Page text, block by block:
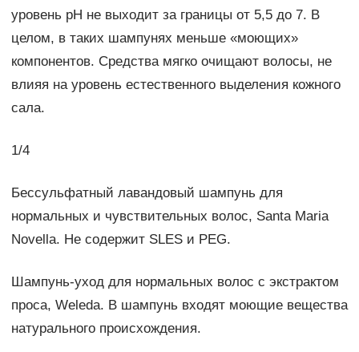
уровень pH не выходит за границы от 5,5 до 7. В
целом, в таких шампунях меньше «моющих»
компонентов. Средства мягко очищают волосы, не
влияя на уровень естественного выделения кожного
сала.
1/4
Бессульфатный лавандовый шампунь для
нормальных и чувствительных волос, Santa Maria
Novella. Не содержит SLES и PEG.
Шампунь-уход для нормальных волос с экстрактом
проса, Weleda. В шампунь входят моющие вещества
натурального происхождения.